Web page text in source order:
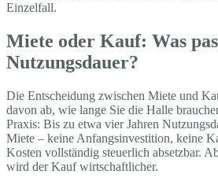
Einzelfall.
Miete oder Kauf: Was
Nutzungsdauer?
Die Entscheidung zwischen Miete und
davon ab, wie lange Sie die Halle
Praxis: Bis zu etwa vier Jahren
Miete – keine Anfangsinvestition, keine
Kosten vollständig steuerlich absetzbar.
wird der Kauf wirtschaftlicher.